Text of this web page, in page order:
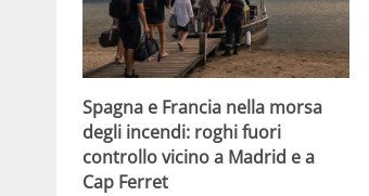
Spagna e Francia nella morsa
degli incendi: roghi fuori
controllo vicino a Madrid e a
Cap Ferret